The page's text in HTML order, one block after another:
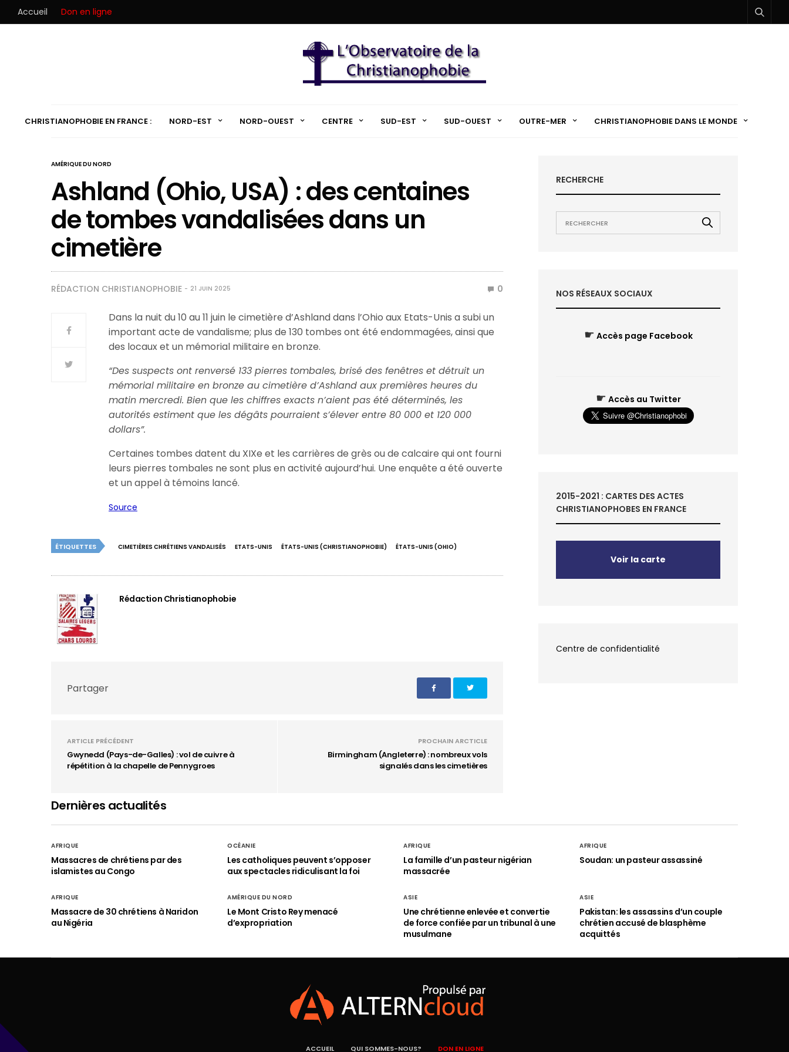
Accueil Don en ligne
CHRISTIANOPHOBIE EN FRANCE : NORD-EST NORD-OUEST CENTRE SUD-EST SUD-OUEST OUTRE-MER CHRISTIANOPHOBIE DANS LE MONDE
AMÉRIQUE DU NORD
Ashland (Ohio, USA) : des centaines
de tombes vandalisées dans un
cimetière
RÉDACTION CHRISTIANOPHOBIE 21 JUIN 2025 0
Dans la nuit du 10 au 11 juin le cimetière d’Ashland dans l’Ohio aux Etats-Unis a subi un
important acte de vandalisme; plus de 130 tombes ont été endommagées, ainsi que
des locaux et un mémorial militaire en bronze.
“Des suspects ont renversé 133 pierres tombales, brisé des fenêtres et détruit un
mémorial militaire en bronze au cimetière d’Ashland aux premières heures du
matin mercredi. Bien que les chiffres exacts n’aient pas été déterminés, les
autorités estiment que les dégâts pourraient s’élever entre 80 000 et 120 000
dollars”.
Certaines tombes datent du XIXe et les carrières de grès ou de calcaire qui ont fourni
leurs pierres tombales ne sont plus en activité aujourd’hui. Une enquête a été ouverte
et un appel à témoins lancé.
Source
ÉTIQUETTES CIMETIÈRES CHRÉTIENS VANDALISÉS ETATS-UNIS ÉTATS-UNIS (CHRISTIANOPHOBIE) ÉTATS-UNIS (OHIO)
Rédaction Christianophobie
Partager
ARTICLE PRÉCÉDENT
Gwynedd (Pays-de-Galles) : vol de cuivre à
répétition à la chapelle de Pennygroes
PROCHAIN ARCTICLE
Birmingham (Angleterre) : nombreux vols
signalés dans les cimetières
RECHERCHE
NOS RÉSEAUX SOCIAUX
☛ Accès page Facebook
☛ Accès au Twitter
2015-2021 : CARTES DES ACTES
CHRISTIANOPHOBES EN FRANCE
Voir la carte
Centre de confidentialité
Dernières actualités
AFRIQUE
Massacres de chrétiens par des
islamistes au Congo
OCÉANIE
Les catholiques peuvent s’opposer
aux spectacles ridiculisant la foi
AFRIQUE
La famille d’un pasteur nigérian
massacrée
AFRIQUE
Soudan: un pasteur assassiné
AFRIQUE
Massacre de 30 chrétiens à Naridon
au Nigéria
AMÉRIQUE DU NORD
Le Mont Cristo Rey menacé
d’expropriation
ASIE
Une chrétienne enlevée et convertie
de force confiée par un tribunal à une
musulmane
ASIE
Pakistan: les assassins d’un couple
chrétien accusé de blasphème
acquittés
ACCUEIL QUI SOMMES-NOUS? DON EN LIGNE